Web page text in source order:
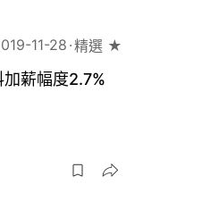
11-28 精選 ★
薪幅度2.7%